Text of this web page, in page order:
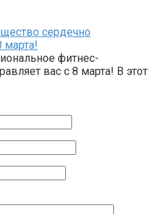
сердечно
марта!
фитнес-
вас с 8 марта! В этот